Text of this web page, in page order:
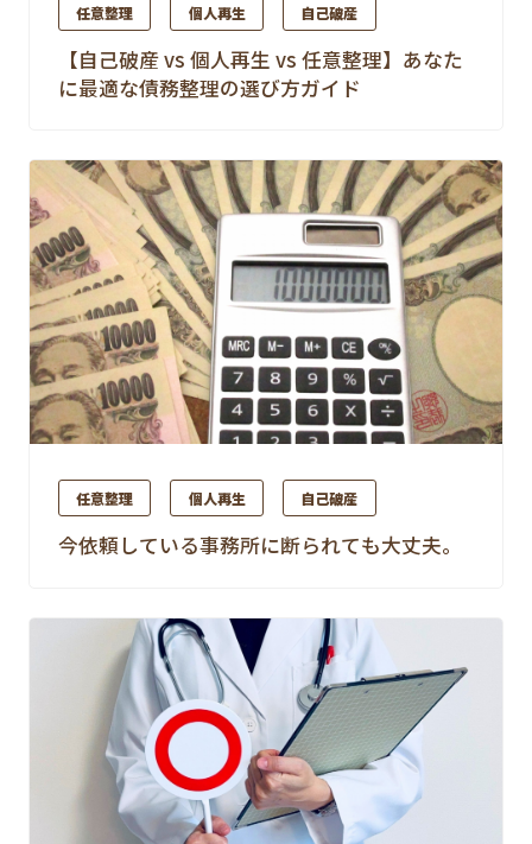
任意整理 個人再生 自己破産
【自己破産 vs 個人再生 vs 任意整理】あなた
に最適な債務整理の選び方ガイド
任意整理 個人再生 自己破産
今依頼している事務所に断られても大丈夫。